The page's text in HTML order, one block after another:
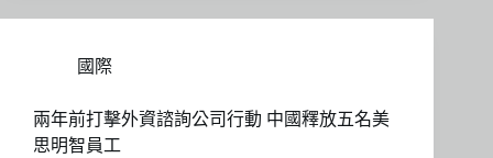
國際
兩年前打擊外資諮詢公司行動 中國釋放五名美
思明智員工